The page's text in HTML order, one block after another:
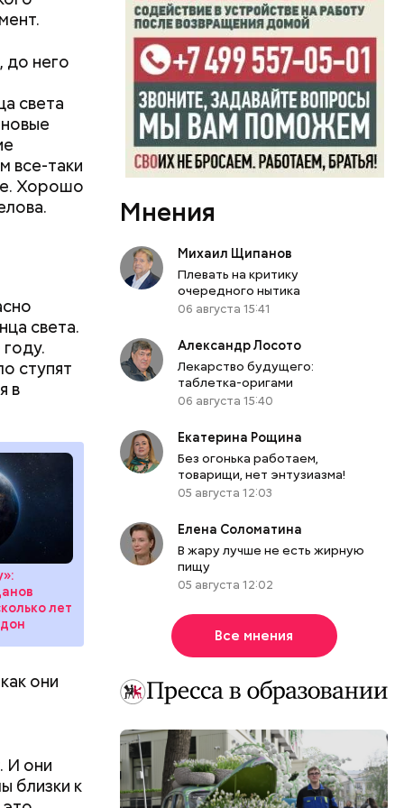
до него
света
все-таки
Хорошо
света.
ступят
в
лет
они
И они
близки к
деле
с
Мнения
Михаил Щипанов
Плевать на критику
очередного нытика
06 августа 15:41
Александр Лосото
Лекарство будущего:
таблетка-оригами
06 августа 15:40
Екатерина Рощина
Без огонька работаем,
товарищи, нет энтузиазма!
05 августа 12:03
Елена Соломатина
В жару лучше не есть жирную
пищу
05 августа 12:02
Все мнения